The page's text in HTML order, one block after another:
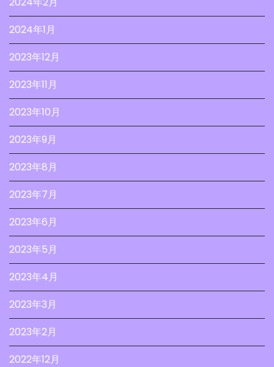
2024年1月
2023年12月
2023年11月
2023年10月
2023年9月
2023年8月
2023年7月
2023年6月
2023年5月
2023年4月
2023年3月
2023年2月
2022年12月